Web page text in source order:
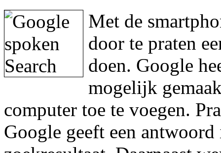
Met de
door te praten
doen. Google
mogelijk
computer toe te voegen.
Google geeft een